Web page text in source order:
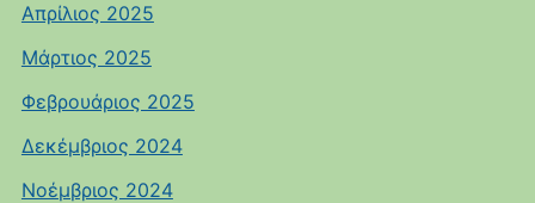
Απρίλιος 2025
Μάρτιος 2025
Φεβρουάριος 2025
Δεκέμβριος 2024
Νοέμβριος 2024